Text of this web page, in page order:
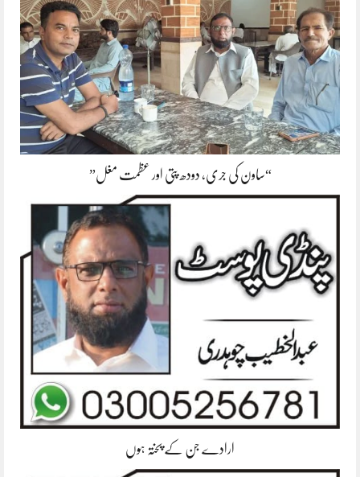
“ساون کی جری، دودھ پتی اور عظمت مغل”
ارادے جن کے پختہ ہوں